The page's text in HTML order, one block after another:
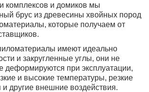
комплексов и домиков мы
брус из древесины хвойных пород
которые получаем от
имеют идеально
и закругленные углы, они не
деформируются при эксплуатации,
и высокие температуры, резкие
другие внешние воздействия.